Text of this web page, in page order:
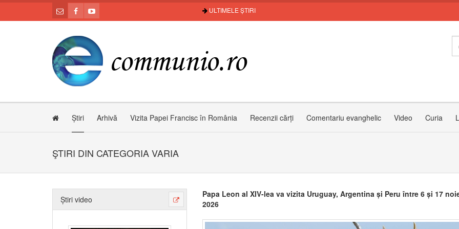
ULTIMELE ȘTIRI
Știri Arhivă Vizita Papei Francisc în România Recenzii cărți Comentariu evanghelic Video Curia
ŞTIRI DIN CATEGORIA VARIA
Știri video
Papa Leon al XIV-lea va vizita Uruguay, Argentina și Peru între 6 și 17
2026